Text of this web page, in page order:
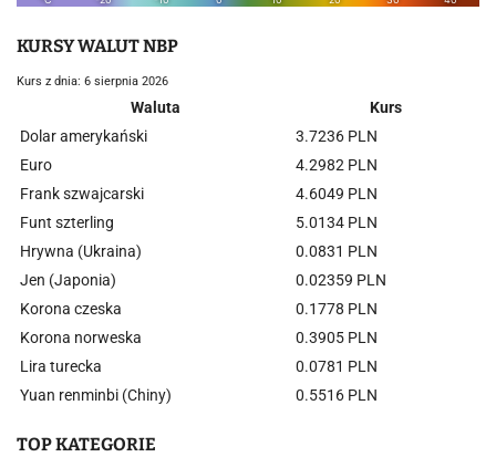
KURSY WALUT NBP
Kurs z dnia: 6 sierpnia 2026
Waluta
Kurs
Dolar amerykański
3.7236 PLN
Euro
4.2982 PLN
Frank szwajcarski
4.6049 PLN
Funt szterling
5.0134 PLN
Hrywna (Ukraina)
0.0831 PLN
Jen (Japonia)
0.02359 PLN
Korona czeska
0.1778 PLN
Korona norweska
0.3905 PLN
Lira turecka
0.0781 PLN
Yuan renminbi (Chiny)
0.5516 PLN
TOP KATEGORIE